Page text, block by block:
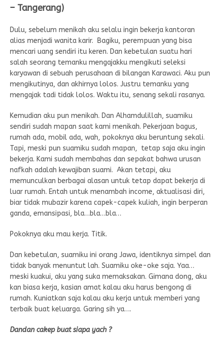
– Tangerang)
Dulu, sebelum menikah aku selalu ingin bekerja kantoran
alias menjadi wanita karir. Bagiku, perempuan yang bisa
mencari uang sendiri itu keren. Dan kebetulan suatu hari
salah seorang temanku mengajakku mengikuti seleksi
karyawan di sebuah perusahaan di bilangan Karawaci. Aku pun
mengikutinya, dan akhirnya lolos. Justru temanku yang
mengajak tadi tidak lolos. Waktu itu, senang sekali rasanya.
Kemudian aku pun menikah. Dan Alhamdulillah, suamiku
sendiri sudah mapan saat kami menikah. Pekerjaan bagus,
rumah ada, mobil ada, wah, pokoknya aku beruntung sekali.
Tapi, meski pun suamiku sudah mapan, tetap saja aku ingin
bekerja. Kami sudah membahas dan sepakat bahwa urusan
nafkah adalah kewajiban suami. Akan tetapi, aku
memunculkan berbagai alasan untuk tetap dapat bekerja di
luar rumah. Entah untuk menambah income, aktualisasi diri,
biar tidak mubazir karena capek-capek kuliah, ingin berperan
ganda, emansipasi, bla…bla…bla…
Pokoknya aku mau kerja. Titik.
Dan kebetulan, suamiku ini orang Jawa, identiknya simpel dan
tidak banyak menuntut lah. Suamiku oke-oke saja. Yaa…
meski kuakui, aku yang suka memaksakan. Gimana dong, aku
kan biasa kerja, kasian amat kalau aku harus bengong di
rumah. Kuniatkan saja kalau aku kerja untuk memberi yang
terbaik buat keluarga. Garing sih ya….
Dandan cakep buat siapa yach ?